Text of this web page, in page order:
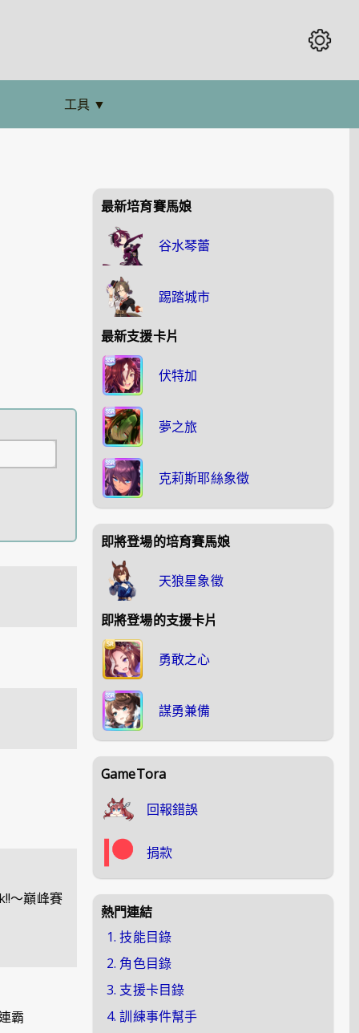
工具 ▼
～巔峰賽
霸
最新培育賽馬娘
谷水琴蕾
踢踏城市
最新支援卡片
伏特加
夢之旅
克莉斯耶絲象徵
即將登場的培育賽馬娘
天狼星象徵
即將登場的支援卡片
勇敢之心
謀勇兼備
GameTora
回報錯誤
捐款
熱門連結
1. 技能目錄
2. 角色目錄
3. 支援卡目錄
4. 訓練事件幫手